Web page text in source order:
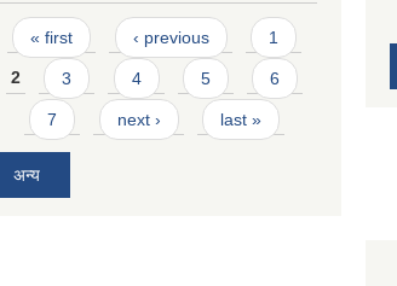
Pages
« first ‹ previous 1
2 3 4 5 6
7 next › last »
अन्य